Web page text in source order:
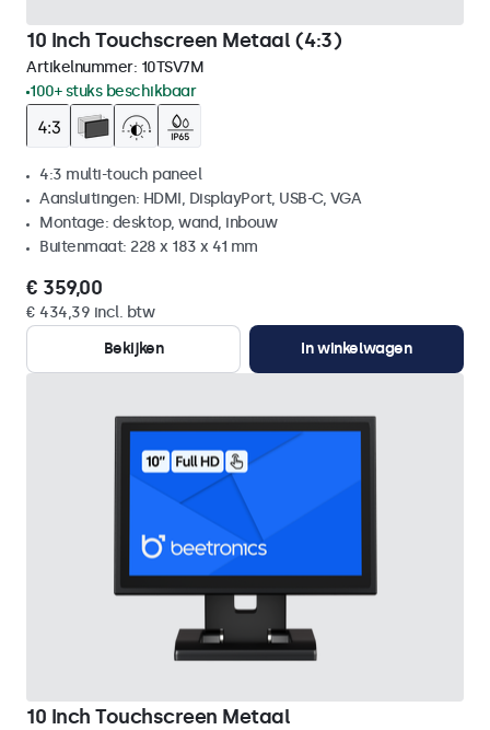
10 Inch Touchscreen Metaal (4:3)
Artikelnummer: 10TSV7M
100+ stuks beschikbaar
4:3 multi-touch paneel
Aansluitingen: HDMI, DisplayPort, USB-C, VGA
Montage: desktop, wand, inbouw
Buitenmaat: 228 x 183 x 41 mm
€ 359,00
€ 434,39 incl. btw
Bekijken
In winkelwagen
10 Inch Touchscreen Metaal